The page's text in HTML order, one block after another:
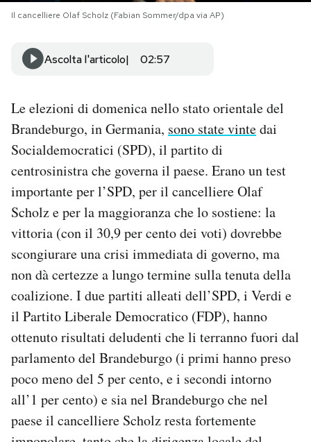
AREA PERSONALE
Area Personale
Newsletter
Notifiche mobile
Regala il Post
Hai bisogno di aiuto?
Esci
Il cancelliere Olaf Scholz (Fabian Sommer/dpa via AP)
Ascolta l'articolo 02:57
Le elezioni di domenica nello stato orientale del
Brandeburgo, in Germania, sono state vintedai
Socialdemocratici (SPD), il partito di
centrosinistra che governa il paese. Erano un test
importante per l’SPD, per il cancelliere Olaf
Scholz e per la maggioranza che lo sostiene: la
vittoria (con il 30,9 per cento dei voti) dovrebbe
scongiurare una crisi immediata di governo, ma
non dà certezze a lungo termine sulla tenuta della
coalizione. I due partiti alleati dell’SPD, i Verdi e
il Partito Liberale Democratico (FDP), hanno
ottenuto risultati deludenti che li terranno fuori dal
parlamento del Brandeburgo (i primi hanno preso
poco meno del 5 per cento, e i secondi intorno
all’1 per cento) e sia nel Brandeburgo che nel
paese il cancelliere Scholz resta fortemente